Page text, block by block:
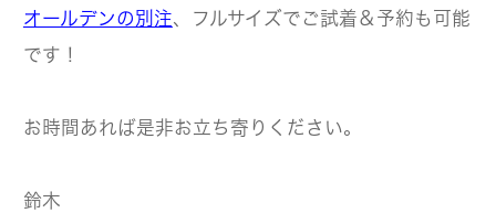
オールデンの別注、フルサイズでご試着＆予約も可能
です！
お時間あれば是非お立ち寄りください。
鈴木